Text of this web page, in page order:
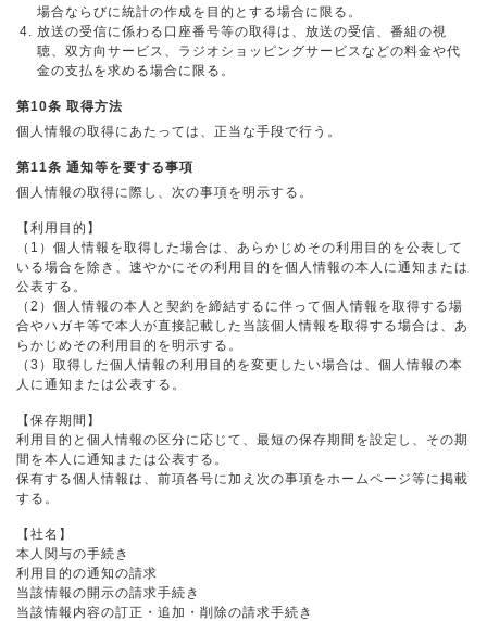
場合ならびに統計の作成を目的とする場合に限る。
放送の受信に係わる口座番号等の取得は、放送の受信、番組の視
聴、双方向サービス、ラジオショッピングサービスなどの料金や代
金の支払を求める場合に限る。
第10条 取得方法
個人情報の取得にあたっては、正当な手段で行う。
第11条 通知等を要する事項
個人情報の取得に際し、次の事項を明示する。
【利用目的】
（1）個人情報を取得した場合は、あらかじめその利用目的を公表して
いる場合を除き、速やかにその利用目的を個人情報の本人に通知または
公表する。
（2）個人情報の本人と契約を締結するに伴って個人情報を取得する場
合やハガキ等で本人が直接記載した当該個人情報を取得する場合は、あ
らかじめその利用目的を明示する。
（3）取得した個人情報の利用目的を変更したい場合は、個人情報の本
人に通知または公表する。
【保存期間】
利用目的と個人情報の区分に応じて、最短の保存期間を設定し、その期
間を本人に通知または公表する。
保有する個人情報は、前項各号に加え次の事項をホームページ等に掲載
する。
【社名】
本人関与の手続き
利用目的の通知の請求
当該情報の開示の請求手続き
当該情報内容の訂正・追加・削除の請求手続き